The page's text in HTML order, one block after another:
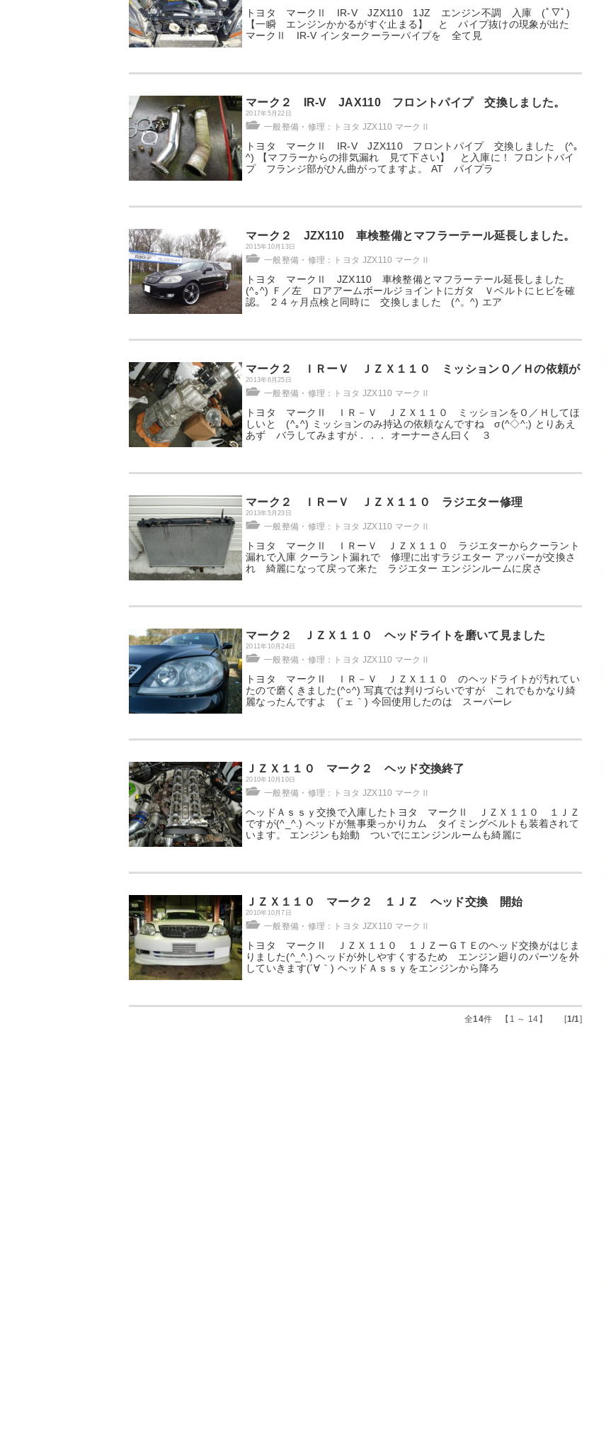
トヨタ マークⅡ IR-V JZX110 1JZ エンジン不調 入庫 (ﾟ▽ﾟ)
【一瞬 エンジンかかるがすぐ止まる】 と パイプ抜けの現象が出た
マークⅡ IR-V インタークーラーパイプを 全て見
マーク２ IR-V JAX110 フロントパイプ 交換しました。
2017年5月22日
一般整備・修理：トヨタ JZX110 マークⅡ
トヨタ マークⅡ IR-V JZX110 フロントパイプ 交換しました (^｡
^) 【マフラーからの排気漏れ 見て下さい】 と入庫に！ フロントパイ
プ フランジ部がひん曲がってますよ。 AT パイプラ
マーク２ JZX110 車検整備とマフラーテール延長しました。
2015年10月13日
一般整備・修理：トヨタ JZX110 マークⅡ
トヨタ マークⅡ JZX110 車検整備とマフラーテール延長しました
(^｡^) Ｆ／左 ロアアームボールジョイントにガタ Ｖベルトにヒビを確
認。 ２４ヶ月点検と同時に 交換しました (^。^) エア
マーク２ ＩＲーＶ ＪＺＸ１１０ ミッションＯ／Ｈの依頼が
2013年6月25日
一般整備・修理：トヨタ JZX110 マークⅡ
トヨタ マークⅡ ＩＲ－Ｖ ＪＺＸ１１０ ミッションをＯ／Ｈしてほ
しいと (^｡^) ミッションのみ持込の依頼なんですね σ(^◇^;) とりあえ
あず バラしてみますが．．． オーナーさん曰く ３
マーク２ ＩＲーＶ ＪＺＸ１１０ ラジエター修理
2013年5月23日
一般整備・修理：トヨタ JZX110 マークⅡ
トヨタ マークⅡ ＩＲーＶ ＪＺＸ１１０ ラジエターからクーラント
漏れで入庫 クーラント漏れで 修理に出すラジエター アッパーが交換さ
れ 綺麗になって戻って来た ラジエター エンジンルームに戻さ
マーク２ ＪＺＸ１１０ ヘッドライトを磨いて見ました
2011年10月24日
一般整備・修理：トヨタ JZX110 マークⅡ
トヨタ マークⅡ ＩＲ－Ｖ ＪＺＸ１１０ のヘッドライトが汚れてい
たので磨くきました(^○^) 写真では判りづらいですが これでもかなり綺
麗なったんですよ (´ェ｀) 今回使用したのは スーパーレ
ＪＺＸ１１０ マーク２ ヘッド交換終了
2010年10月10日
一般整備・修理：トヨタ JZX110 マークⅡ
ヘッドＡｓｓｙ交換で入庫したトヨタ マークⅡ ＪＺＸ１１０ １ＪＺ
ですが(^_^.) ヘッドが無事乗っかりカム タイミングベルトも装着されて
います。 エンジンも始動 ついでにエンジンルームも綺麗に
ＪＺＸ１１０ マーク２ １ＪＺ ヘッド交換 開始
2010年10月7日
一般整備・修理：トヨタ JZX110 マークⅡ
トヨタ マークⅡ ＪＺＸ１１０ １ＪＺーＧＴＥのヘッド交換がはじま
りました(^_^.) ヘッドが外しやすくするため エンジン廻りのパーツを外
していきます(´∀｀) ヘッドＡｓｓｙをエンジンから降ろ
全14件 【1 ～ 14】 [1/1]